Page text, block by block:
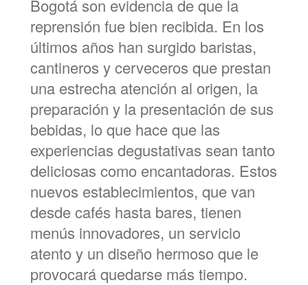
Bogotá son evidencia de que la
reprensión fue bien recibida. En los
últimos años han surgido baristas,
cantineros y cerveceros que prestan
una estrecha atención al origen, la
preparación y la presentación de sus
bebidas, lo que hace que las
experiencias degustativas sean tanto
deliciosas como encantadoras. Estos
nuevos establecimientos, que van
desde cafés hasta bares, tienen
menús innovadores, un servicio
atento y un diseño hermoso que le
provocará quedarse más tiempo.